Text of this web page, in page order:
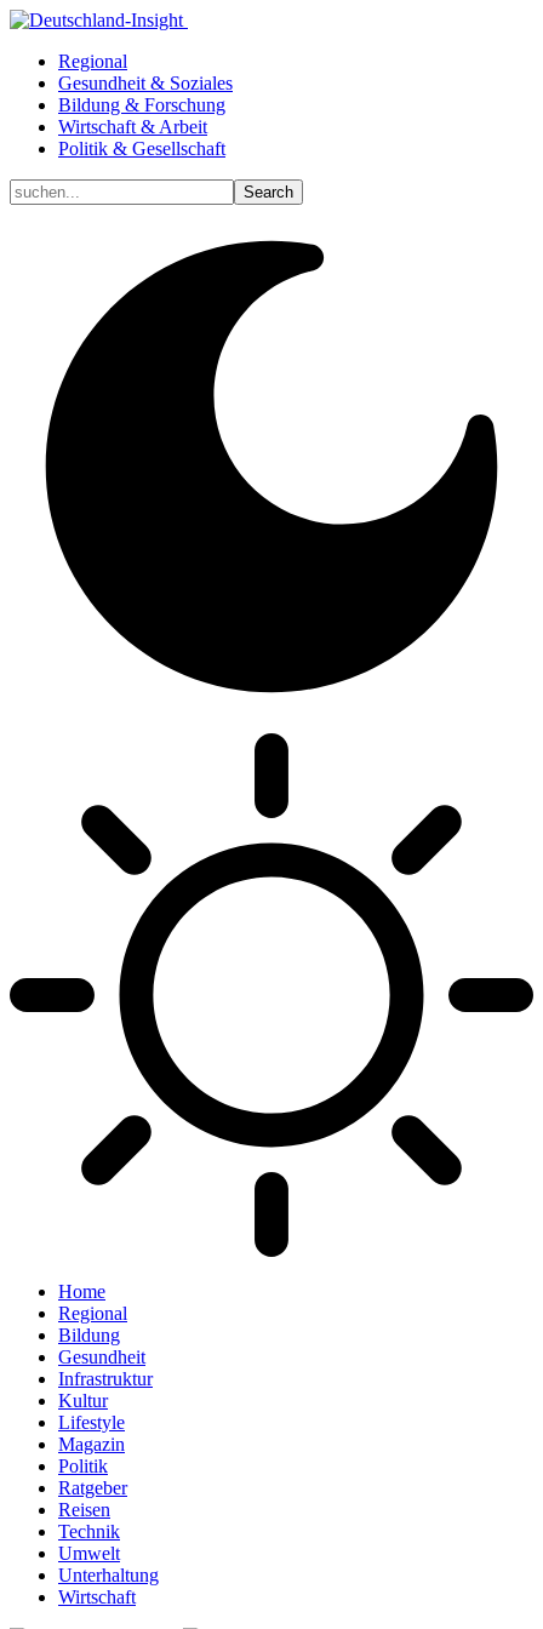
Regional
Gesundheit & Soziales
Bildung & Forschung
Wirtschaft & Arbeit
Politik & Gesellschaft
Home
Regional
Bildung
Gesundheit
Infrastruktur
Kultur
Lifestyle
Magazin
Politik
Ratgeber
Reisen
Technik
Umwelt
Unterhaltung
Wirtschaft